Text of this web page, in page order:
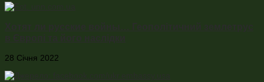
28 Січня 2022